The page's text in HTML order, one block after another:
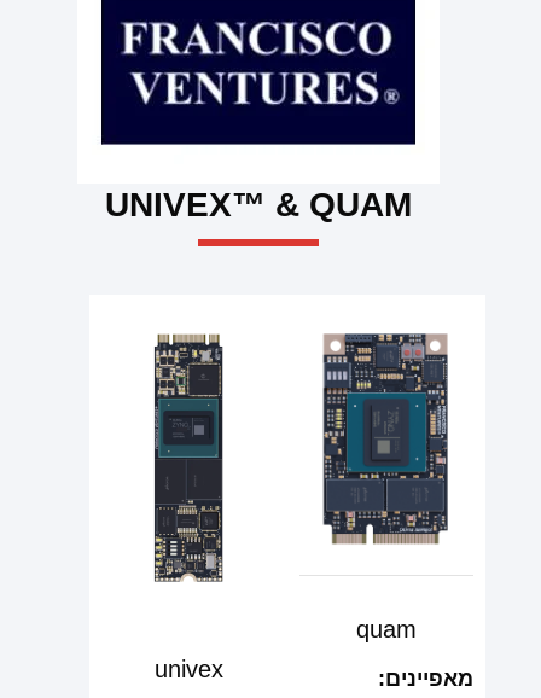
UNIVEX™ & QUAM
quam
מאפיינים:
univex